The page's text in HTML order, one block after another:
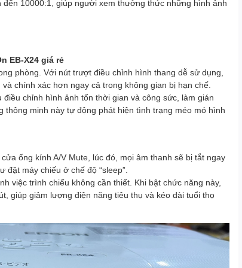
10000:1, giúp người xem thưởng thức những hình ảnh
EB-X24 giá rẻ
phòng. Với nút trượt điều chỉnh hình thang dễ sử dụng,
chính xác hơn ngay cả trong không gian bị hạn chế.
chỉnh hình ảnh tốn thời gian và công sức, làm gián
minh này tự động phát hiện tình trạng méo mó hình
ống kính A/V Mute, lúc đó, mọi âm thanh sẽ bị tắt ngay
máy chiếu ở chế độ “sleep”.
việc trình chiếu không cần thiết. Khi bật chức năng này,
giúp giảm lượng điện năng tiêu thụ và kéo dài tuổi thọ